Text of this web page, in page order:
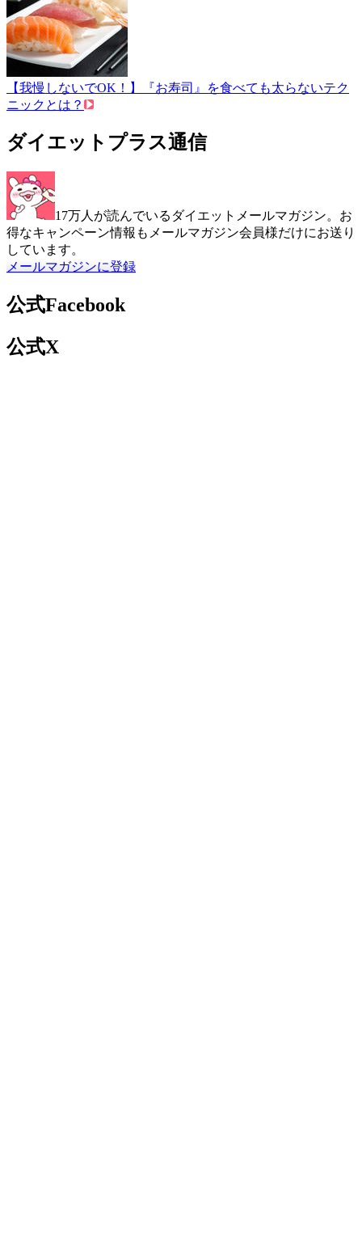
【我慢しないでOK！】『お寿司』を食べても太らないテク
ニックとは？
ダイエットプラス通信
17万人が読んでいるダイエットメールマガジン。お
得なキャンペーン情報もメールマガジン会員様だけにお送り
しています。
メールマガジンに登録
公式Facebook
公式X